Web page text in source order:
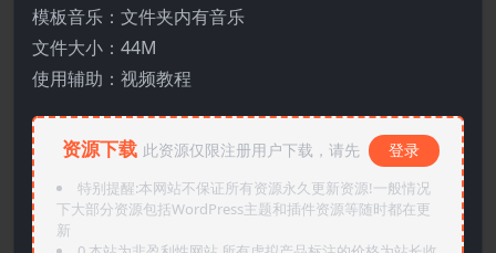
模板音乐：文件夹内有音乐
文件大小：44M
使用辅助：视频教程
资源下载 此资源仅限注册用户下载，请先 登录
特别提醒:本网站不保证所有资源永久更新资源!一般情况
下大部分资源包括WordPress主题和插件资源等随时都在更
新